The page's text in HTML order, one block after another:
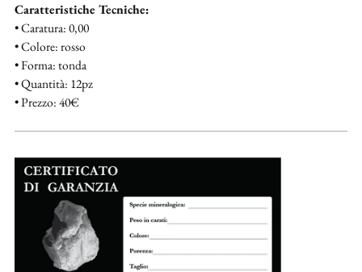
Caratteristiche Tecniche:
• Caratura: 0,00
• Colore: rosso
• Forma: tonda
• Quantità: 12pz
• Prezzo: 40€